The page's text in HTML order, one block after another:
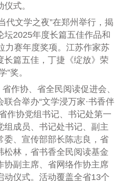
式。
代文学之夜”在郑州举行，揭
坛2025年度长篇五佳作品和
力赛年度奖项。江苏作家苏
长篇五佳，丁捷《绽放》荣
”奖。
作协、省全民阅读促进会、
合举办“文学浸万家·书香伴
作协党组书记、书记处第一
组成员、书记处书记、副主
委、宣传部部长陈志良，省
松林，省书香全民阅读基金
协副主席、省网络作协主席
仪式。 活动覆盖全省13个